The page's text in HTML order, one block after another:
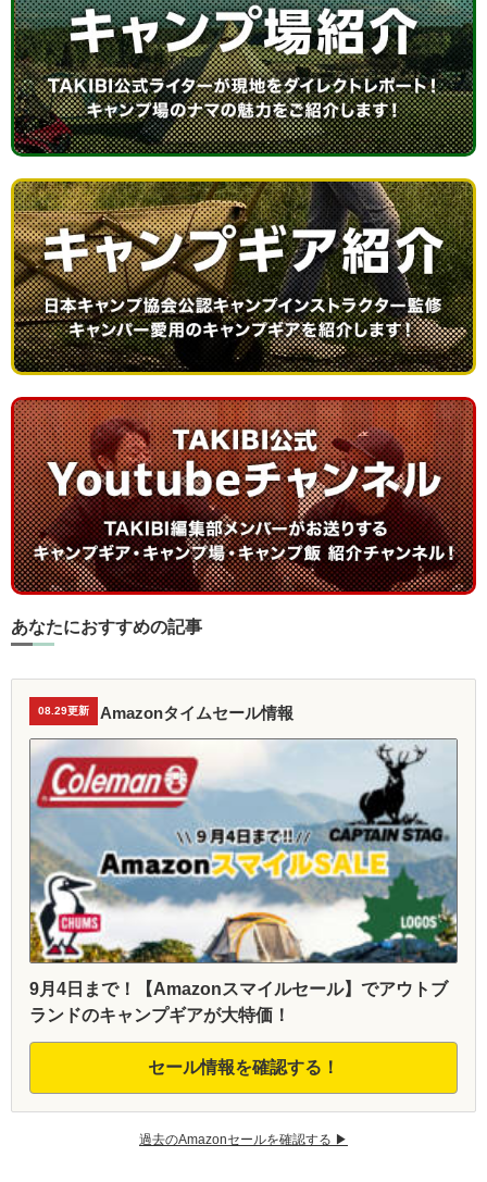
あなたにおすすめの記事
08.29更新 Amazonタイムセール情報
9月4日まで！【Amazonスマイルセール】でアウトブ
ランドのキャンプギアが大特価！
セール情報を確認する！
過去のAmazonセールを確認する ▶︎